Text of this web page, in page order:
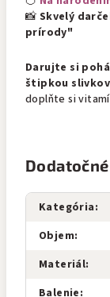
📸 Skvelý
prírody"
Darujte si
štipkou
doplňte si
Kategória:
Objem:
Materiál:
Balenie: